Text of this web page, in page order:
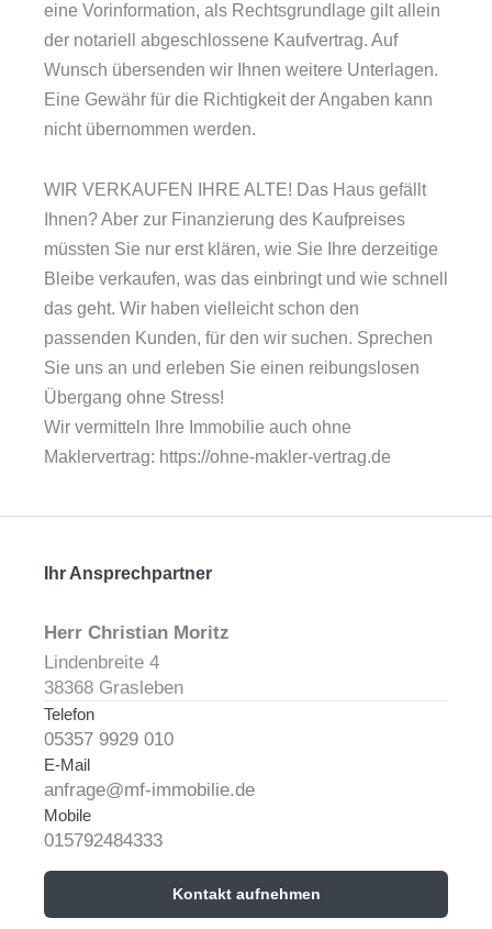
eine Vorinformation, als Rechtsgrundlage gilt allein
der notariell abgeschlossene Kaufvertrag. Auf
Wunsch übersenden wir Ihnen weitere Unterlagen.
Eine Gewähr für die Richtigkeit der Angaben kann
nicht übernommen werden.
WIR VERKAUFEN IHRE ALTE! Das Haus gefällt
Ihnen? Aber zur Finanzierung des Kaufpreises
müssten Sie nur erst klären, wie Sie Ihre derzeitige
Bleibe verkaufen, was das einbringt und wie schnell
das geht. Wir haben vielleicht schon den
passenden Kunden, für den wir suchen. Sprechen
Sie uns an und erleben Sie einen reibungslosen
Übergang ohne Stress!
Wir vermitteln Ihre Immobilie auch ohne
Maklervertrag: https://ohne-makler-vertrag.de
Ihr Ansprechpartner
Herr Christian Moritz
Lindenbreite 4
38368 Grasleben
Telefon
05357 9929 010
E-Mail
anfrage@mf-immobilie.de
Mobile
015792484333
Kontakt aufnehmen